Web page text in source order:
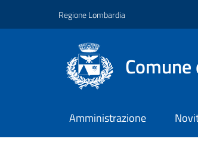
Regione Lombardia
Amministrazione